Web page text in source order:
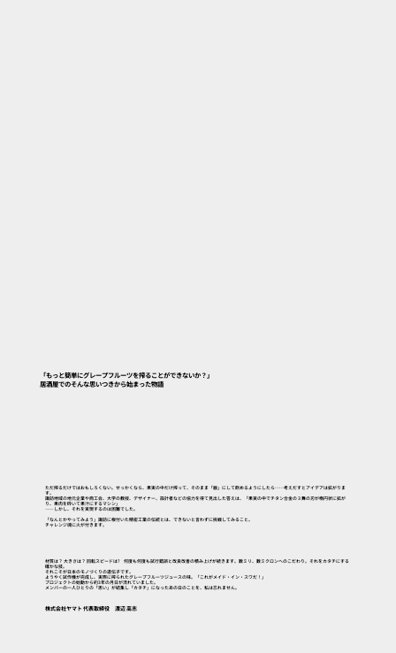
「もっと簡単にグレープフルーツを搾ることができないか？」
居酒屋でのそんな思いつきから始まった物語
ただ搾るだけではおもしろくない。せっかくなら、果実の中だけ搾って、そのまま「器」にして飲めるようにしたら……考えだすとアイデアは拡がりま
す。
諏訪地域の地元企業や商工会、大学の教授、デザイナー、設計者などの協力を得て見出した答えは、「果実の中でチタン合金の３舞の刃が楕円状に拡が
り、果肉を砕いて果汁にするマシン」
――しかし、それを実現するのは困難でした。
「なんとかやってみよう」諏訪に根付いた精密工業の伝統とは、できないと言わずに挑戦してみること。
チャレンジ魂に火が付きます。
材質は？ 大きさは？ 回転スピードは? 何度も何度も試行錯誤と改良改善の積み上げが続きます。数ミリ、数ミクロンへのこだわり。それをカタチにする
確かな技。
それこそが日本のモノづくりの遺伝子です。
ようやく試作機が完成し、実際に搾られたグレープフルーツジュースの味。「これがメイド・イン・スワだ！」
プロジェクトの始動から約3年の月日が流れていました。
メンバーの一人ひとりの「思い」が結集し「カタチ」になったあの日のことを、私は忘れません。
株式会社ヤマト 代表取締役 渡辺 高志